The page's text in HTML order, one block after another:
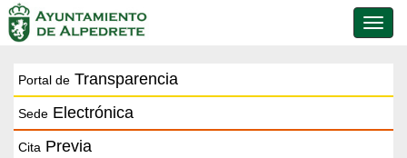
de
Portal de Transparencia
Sede Electrónica
Cita Previa